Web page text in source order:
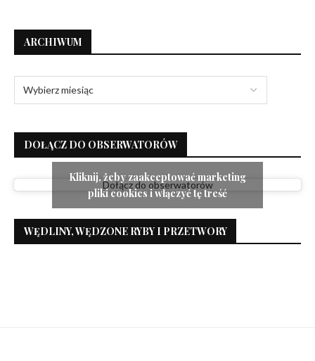
ARCHIWUM
DOŁĄCZ DO OBSERWATORÓW
Dołącz do obserwatorów
Kliknij, żeby zaakceptować marketing
pliki cookies i włączyć tę treść
WĘDLINY, WĘDZONE RYBY I PRZETWORY